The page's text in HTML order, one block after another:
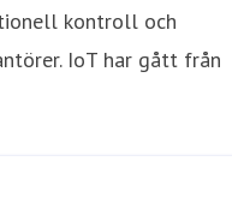
kontroll och
IoT har gått från